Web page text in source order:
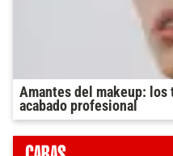
Amantes del makeup:
acabado profesional